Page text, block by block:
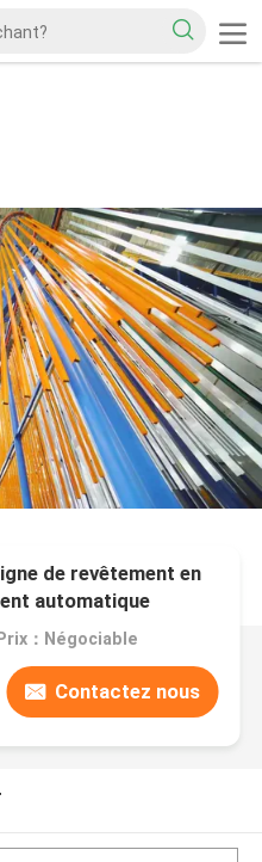
de revêtement en
automatique
Prix：Négociable
Contactez nous